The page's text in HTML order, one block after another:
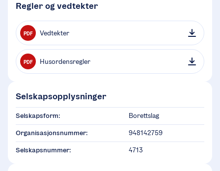
Regler og vedtekter
PDF Vedtekter
PDF Husordensregler
Selskapsopplysninger
Selskapsform: Borettslag
Organisasjonsnummer: 948142759
Selskapsnummer: 4713